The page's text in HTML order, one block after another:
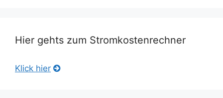
Hier gehts zum Stromkostenrechner
Klick hier